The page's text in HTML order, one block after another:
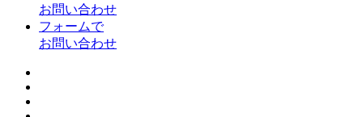
お問い合わせ
フォームで
お問い合わせ